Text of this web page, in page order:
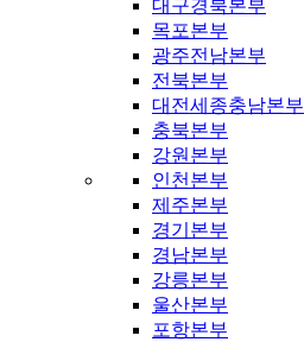
대구경북본부
목포본부
광주전남본부
전북본부
대전세종충남본부
충북본부
강원본부
인천본부
제주본부
경기본부
경남본부
강릉본부
울산본부
포항본부